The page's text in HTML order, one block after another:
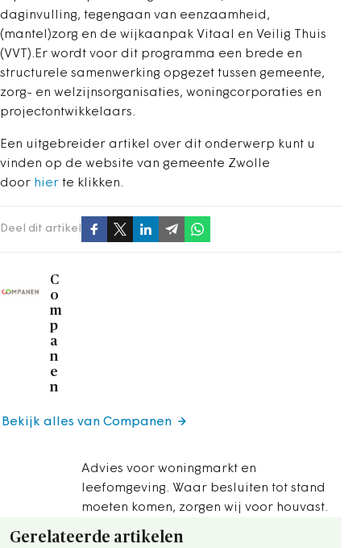
daginvulling, tegengaan van eenzaamheid,
(mantel)zorg en de wijkaanpak Vitaal en Veilig Thuis
(VVT).Er wordt voor dit programma een brede en
structurele samenwerking opgezet tussen gemeente,
zorg- en welzijnsorganisaties, woningcorporaties en
projectontwikkelaars.
Een uitgebreider artikel over dit onderwerp kunt u
vinden op de website van gemeente Zwolle
door hier te klikken.
Deel dit artikel
C
o
m
p
a
n
e
n
Advies voor woningmarkt en
leefomgeving. Waar besluiten tot stand
moeten komen, zorgen wij voor houvast.
Bekijk alles van Companen
Gerelateerde artikelen